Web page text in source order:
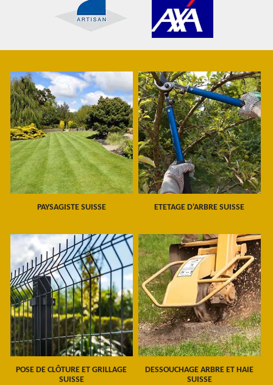
PAYSAGISTE SUISSE ETETAGE D'ARBRE SUISSE
POSE DE CLÔTURE ET GRILLAGE
SUISSE
DESSOUCHAGE ARBRE ET HAIE
SUISSE